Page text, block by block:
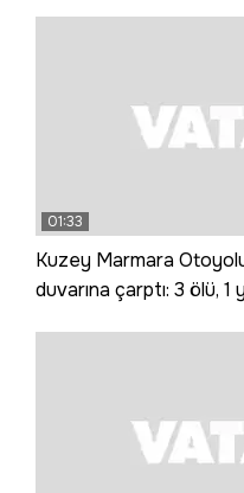
01:33
Kuzey Marmara
duvarına çarptı: 3 ölü, 1